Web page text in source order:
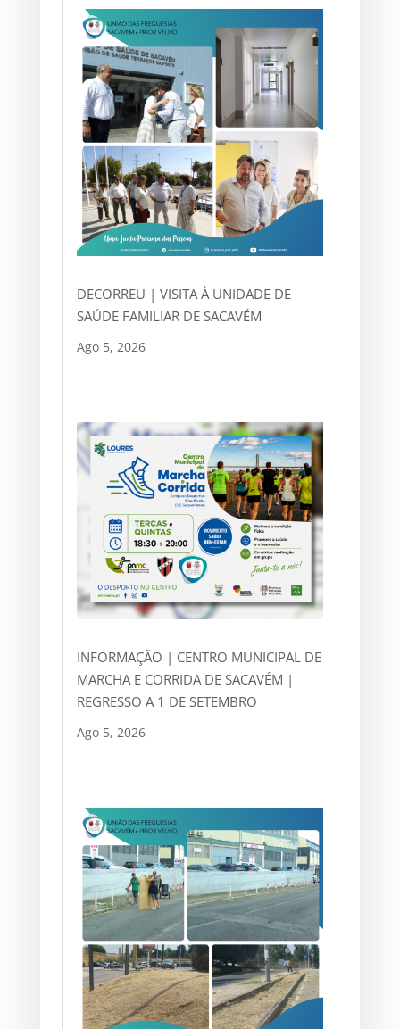
DECORREU | VISITA À UNIDADE DE
SAÚDE FAMILIAR DE SACAVÉM
Ago 5, 2026
INFORMAÇÃO | CENTRO MUNICIPAL DE
MARCHA E CORRIDA DE SACAVÉM |
REGRESSO A 1 DE SETEMBRO
Ago 5, 2026